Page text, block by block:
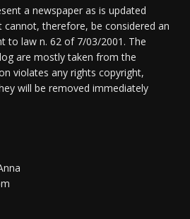
a newspaper as is updated
therefore, be considered an
to law n. 62 of 7/03/2001. The
are mostly taken from the
violates any rights copyright,
will be removed immediately